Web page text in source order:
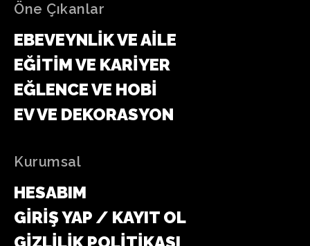
Öne Çıkanlar
EBEVEYNLIK VE AILE
EĞITIM VE KARIYER
EĞLENCE VE HOBI
EV VE DEKORASYON
Kurumsal
HESABIM
GIRIŞ YAP / KAYIT OL